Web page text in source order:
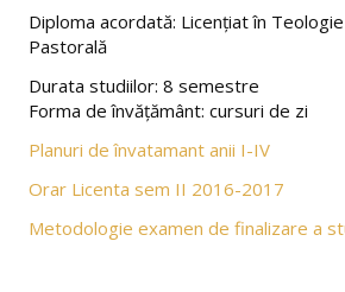
Conducerea facultății
Decan
Director de departament
Consiliul facultății
Diploma acordată: Licenţiat în
Pastorală
Durata studiilor: 8 semestre
Forma de învăţământ: cursuri de zi
Planuri de învatamant anii I-IV
Orar Licenta sem II 2016-2017
Metodologie examen de finalizare a